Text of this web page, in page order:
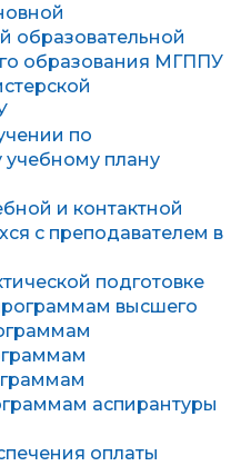
образовательной
образования МГППУ
по
плану
и контактной
с преподавателем в
подготовке
высшего
аспирантуры
оплаты